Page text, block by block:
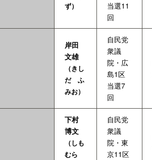
ず）
当選11
回
岸田
文雄
（きし
だ ふ
みお）
自民党
衆議
院・広
島1区
当選7
回
下村
博文
（しも
むら
自民党
衆議
院・東
京11区